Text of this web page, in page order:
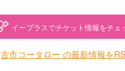
イープラスでチケット情報をチェ
古市コータロー の最新情報を